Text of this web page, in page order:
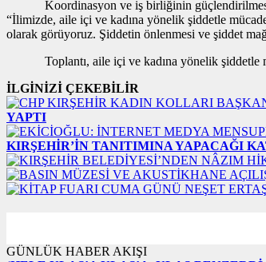
Koordinasyon ve iş birliğinin güçlendirilmesi ve
“İlimizde, aile içi ve kadına yönelik şiddetle
olarak görüyoruz. Şiddetin önlenmesi ve şiddet
Toplantı, aile içi ve kadına yönelik şiddetle
İLGİNİZİ ÇEKEBİLİR
YAPTI
KIRŞEHİR’İN TANITIMINA YAPACAĞI
GÜNLÜK HABER AKIŞI